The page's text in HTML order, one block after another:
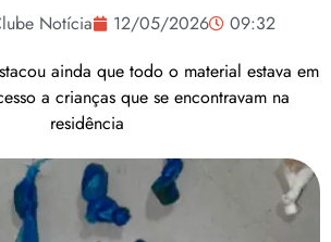
Notícia 12/05/2026
09:32
ainda que todo o material estava em
a crianças que se encontravam na
residência